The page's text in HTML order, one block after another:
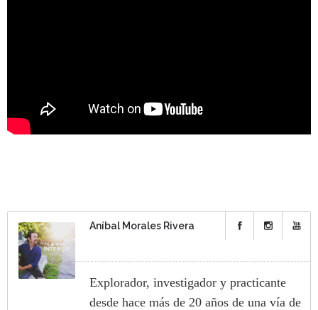
Aníbal Morales Rivera
Explorador, investigador y practicante
desde hace más de 20 años de una vía de